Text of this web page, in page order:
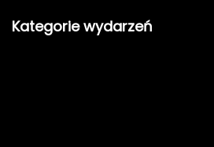
Kategorie wydarzeń